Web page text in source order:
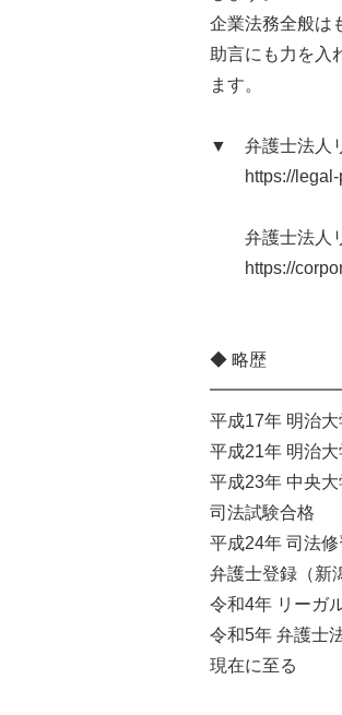
企業法務全般は
助言にも力を入
ます。
▼ 弁護士法人リ
https://legal-
弁護士法人リ
https://
◆ 略歴
平成17年 明治
平成21年 明治
平成23年 中央
司法試験合格
平成24年 司法修
弁護士登録（新
令和4年 リーガ
令和5年 弁護士
現在に至る